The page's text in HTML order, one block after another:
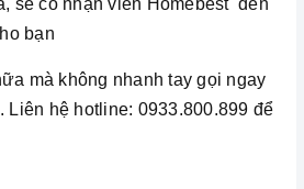
sẽ có nhận viên Homebest đến
chỉnh cho bạn
mà không nhanh tay gọi ngay
Liên hệ hotline: 0933.800.899 để